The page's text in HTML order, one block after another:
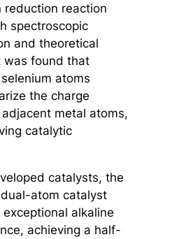
reduction reaction
spectroscopic
and theoretical
was found that
atoms
the charge
metal atoms,
catalytic
catalysts, the
atom catalyst
alkaline
achieving a half-